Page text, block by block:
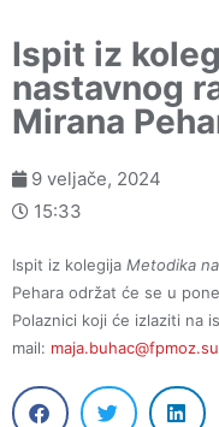
Ispit iz
nastavnog
Mirana
9 veljače, 2024
15:33
Ispit iz kolegija Metodika
Pehara održat će se u
Polaznici koji će izlaziti na
mail: